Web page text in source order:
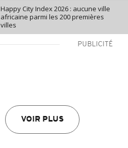
Happy City Index 2026 : aucune ville
africaine parmi les 200 premières
villes
PUBLICITÉ
VOIR PLUS